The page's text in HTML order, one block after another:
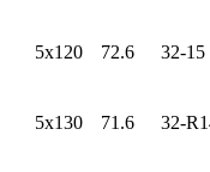
5x120 72.6 32-15
5x130 71.6 32-